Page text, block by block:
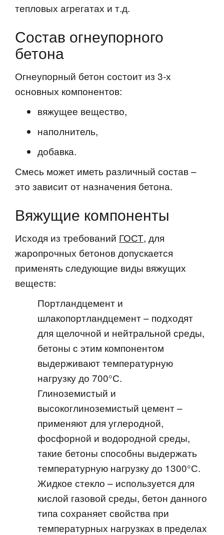
тепловых агрегатах и т.д.
Состав огнеупорного
бетона
Огнеупорный бетон состоит из 3-х
основных компонентов:
вяжущее вещество,
наполнитель,
добавка.
Смесь может иметь различный состав –
это зависит от назначения бетона.
Вяжущие компоненты
Исходя из требований ГОСТ, для
жаропрочных бетонов допускается
применять следующие виды вяжущих
веществ:
Портландцемент и
шлакопортландцемент – подходят
для щелочной и нейтральной среды,
бетоны с этим компонентом
выдерживают температурную
нагрузку до 700°С.
Глиноземистый и
высокоглиноземистый цемент –
применяют для углеродной,
фосфорной и водородной среды,
такие бетоны способны выдержать
температурную нагрузку до 1300°С.
Жидкое стекло – используется для
кислой газовой среды, бетон данного
типа сохраняет свойства при
температурных нагрузках в пределах